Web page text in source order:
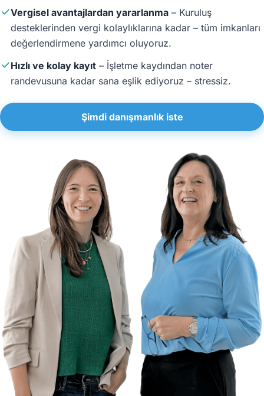
Vergisel avantajlardan yararlanma – Kuruluş
desteklerinden vergi kolaylıklarına kadar – tüm imkanları
değerlendirmene yardımcı oluyoruz.
Hızlı ve kolay kayıt – İşletme kaydından noter
randevusuna kadar sana eşlik ediyoruz – stressiz.
Şimdi danışmanlık iste